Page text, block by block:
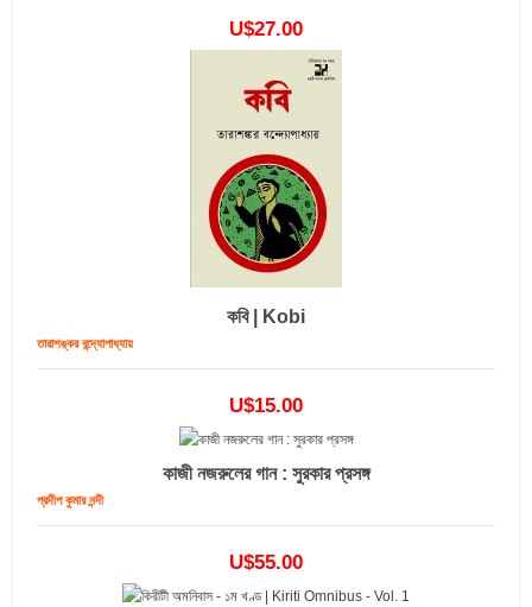
U$27.00
কবি | Kobi
তারাশঙ্কর বন্দ্যোপাধ্যায়
U$15.00
কাজী নজরুলের গান : সুরকার প্রসঙ্গ
প্রদীপ কুমার নন্দী
U$55.00